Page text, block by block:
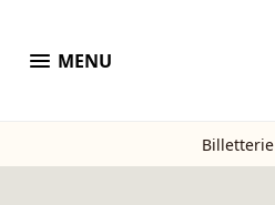
menu MENU
Billetterie